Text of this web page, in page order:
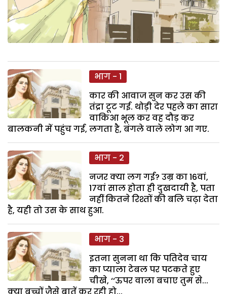
भाग - 1
कार की आवाज सुन कर उस की
तंद्रा टूट गई. थोड़ी देर पहले का सारा
वाकिआ भूल कर वह दौड़ कर
बालकनी में पहुंच गई, लगता है, बंगले वाले लोग आ गए.
भाग - 2
नजर क्या लग गई? उम्र का 16वां,
17वां साल होता ही दुखदायी है, पता
नहीं कितने रिश्तों की बलि चढ़ा देता
है, यही तो उस के साथ हुआ.
भाग - 3
इतना सुनना था कि पतिदेव चाय
का प्याला टेबल पर पटकते हुए
चीखे, ‘‘ऊपर वाला बचाए तुम से...
क्या बच्चों जैसे बातें कर रही हो...